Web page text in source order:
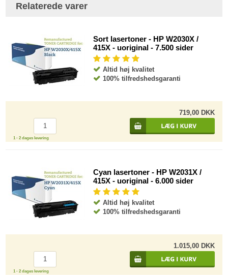
Relaterede varer
Sort lasertoner - HP W2030X /
415X - uoriginal - 7.500 sider
Altid høj kvalitet
100% tilfredshedsgaranti
719,00 DKK
1 - 2 dages levering
Cyan lasertoner - HP W2031X /
415X - uoriginal - 6.000 sider
Altid høj kvalitet
100% tilfredshedsgaranti
1.015,00 DKK
1 - 2 dages levering